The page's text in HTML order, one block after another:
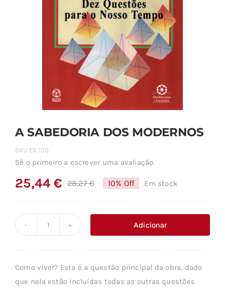
A SABEDORIA DOS MODERNOS
SKU ES 130
Sê o primeiro a escrever uma avaliação.
28,27€O
original
era:
25,44€
O
é:
10% Off Em stock
Adicionar
Como viver? Esta é a questão principal da obra, dado
que nela estão incluídas todas as outras questões